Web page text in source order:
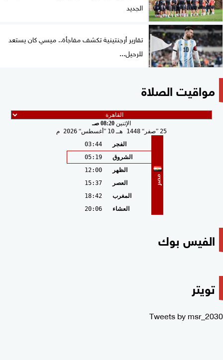
الجديد
تقارير أرجنتينية تكشف مفاجأة.. ميسي كان يستعد
للرحيل...
مواقيت الصلاة
الإثنين 08:20 صـ
25 صفر 1448 هـ 10 أغسطس 2026 م
مصر
الفجر
03:44
الشروق
05:19
الظهر
12:00
العصر
15:37
المغرب
18:42
العشاء
20:06
الفيس بوك
تويتر
Tweets by msr_2030